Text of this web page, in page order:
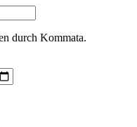
durch Kommata.